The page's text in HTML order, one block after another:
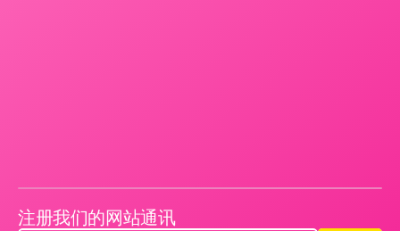
注册我们的网站通讯